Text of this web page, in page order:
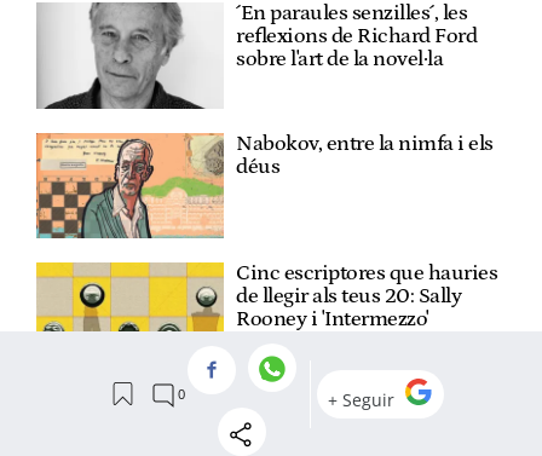
´En paraules senzilles´, les
reflexions de Richard Ford
sobre l'art de la novel·la
Nabokov, entre la nimfa i els
déus
Cinc escriptores que hauries
de llegir als teus 20: Sally
Rooney i 'Intermezzo'
Natalio Grueso recupera la
llibertat